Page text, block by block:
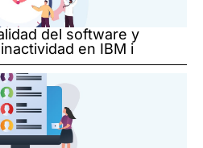
del software y
en IBM i